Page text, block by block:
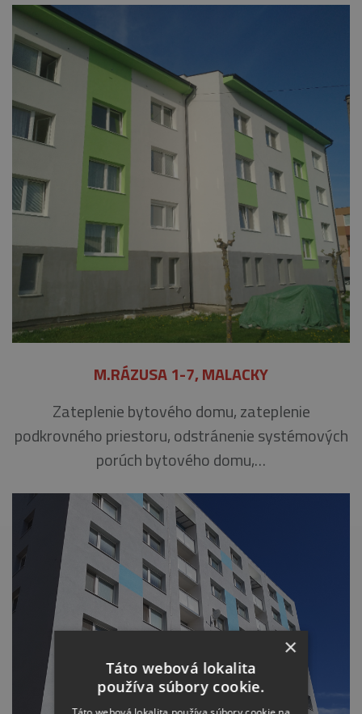
M.RÁZUSA 1-7, MALACKY
Zateplenie bytového domu, zateplenie
podkrovného priestoru, odstránenie systémových
porúch bytového domu,…
×
Táto webová lokalita
používa súbory cookie.